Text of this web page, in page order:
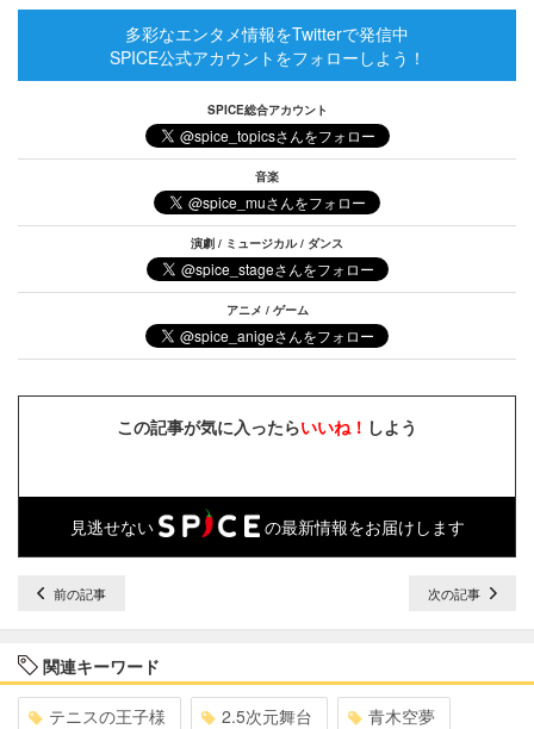
多彩なエンタメ情報をTwitterで発信中
SPICE公式アカウントをフォローしよう！
SPICE総合アカウント
音楽
演劇 / ミュージカル / ダンス
アニメ / ゲーム
この記事が気に入ったらいいね！ しよう
見逃せない の最新情報をお届けします
前の記事 次の記事
関連キーワード
テニスの王子様 2.5次元舞台 青木空夢